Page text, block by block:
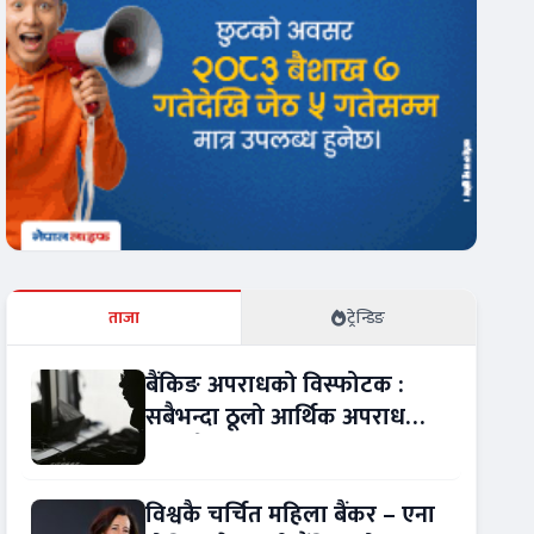
ताजा ट्रेन्डिङ
बैंकिङ अपराधको विस्फोटक :
सबैभन्दा ठूलो आर्थिक अपराध
विश्वकै चर्चित महिला बैंकर – एना